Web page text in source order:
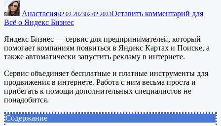
Анастасия02.02.202302.02.2023Оставить комментарий для
Всё о Яндекс Бизнес
Яндекс Бизнес — cервис для предпринимателей, который
помогает компаниям появиться в Яндекс Картах и Поиске, а
также автоматически запустить рекламу в интернете.
Сервис объединяет бесплатные и платные инструменты для
продвижения в интернете. Работа с ним весьма проста и
прибегать к помощи дополнительных специалистов не
понадобится.
Содержание